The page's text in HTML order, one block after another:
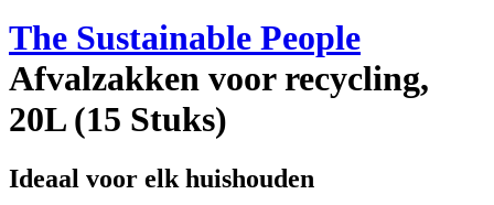
The Sustainable People
Afvalzakken voor recycling,
20L (15 Stuks)
Ideaal voor elk huishouden